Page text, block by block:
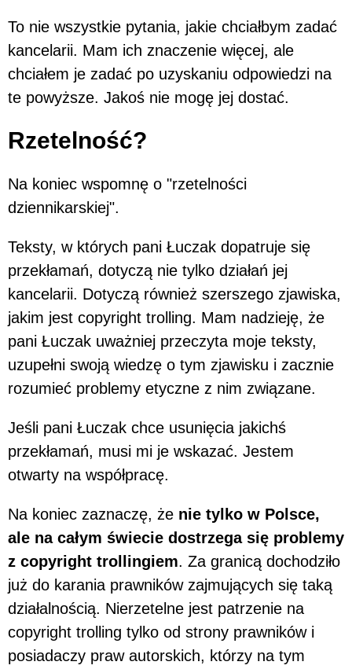
To nie wszystkie pytania, jakie chciałbym zadać
kancelarii. Mam ich znaczenie więcej, ale
chciałem je zadać po uzyskaniu odpowiedzi na
te powyższe. Jakoś nie mogę jej dostać.
Rzetelność?
Na koniec wspomnę o "rzetelności
dziennikarskiej".
Teksty, w których pani Łuczak dopatruje się
przekłamań, dotyczą nie tylko działań jej
kancelarii. Dotyczą również szerszego zjawiska,
jakim jest copyright trolling. Mam nadzieję, że
pani Łuczak uważniej przeczyta moje teksty,
uzupełni swoją wiedzę o tym zjawisku i zacznie
rozumieć problemy etyczne z nim związane.
Jeśli pani Łuczak chce usunięcia jakichś
przekłamań, musi mi je wskazać. Jestem
otwarty na współpracę.
Na koniec zaznaczę, że nie tylko w Polsce,
ale na całym świecie dostrzega się problemy
z copyright trollingiem. Za granicą dochodziło
już do karania prawników zajmujących się taką
działalnością. Nierzetelne jest patrzenie na
copyright trolling tylko od strony prawników i
posiadaczy praw autorskich, którzy na tym